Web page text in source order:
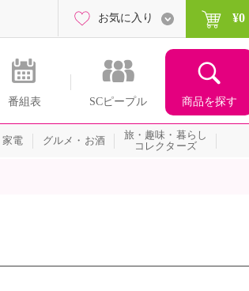
番組表 SCピープル 商品を探す
お気に入り ¥0
家電 グルメ・お酒
旅・趣味・暮らし
コレクターズ